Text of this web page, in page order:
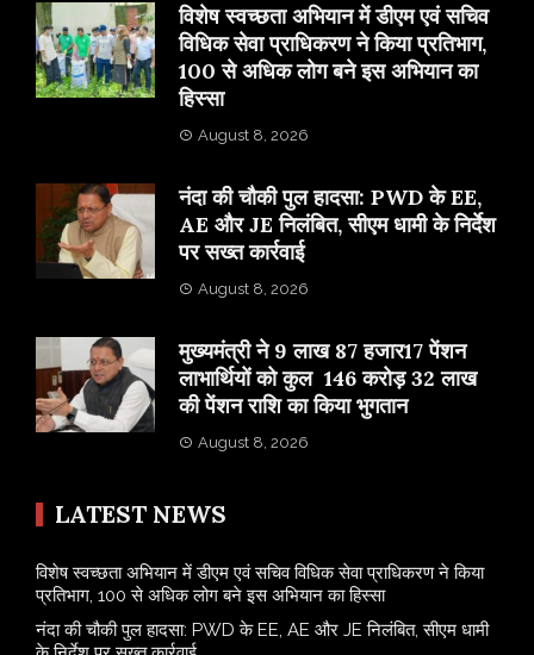
विशेष स्वच्छता अभियान में डीएम एवं सचिव
विधिक सेवा प्राधिकरण ने किया प्रतिभाग,
100 से अधिक लोग बने इस अभियान का
हिस्सा
August 8, 2026
नंदा की चौकी पुल हादसा: PWD के EE,
AE और JE निलंबित, सीएम धामी के निर्देश
पर सख्त कार्रवाई
August 8, 2026
मुख्यमंत्री ने 9 लाख 87 हजार17 पेंशन
लाभार्थियों को कुल 146 करोड़ 32 लाख
की पेंशन राशि का किया भुगतान
August 8, 2026
LATEST NEWS
विशेष स्वच्छता अभियान में डीएम एवं सचिव विधिक सेवा प्राधिकरण ने किया
प्रतिभाग, 100 से अधिक लोग बने इस अभियान का हिस्सा
नंदा की चौकी पुल हादसा: PWD के EE, AE और JE निलंबित, सीएम धामी